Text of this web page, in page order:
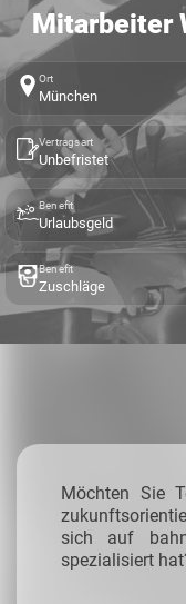
Mitarbeiter
Ort
München
Vertragsart
Unbefristet
Benefit
Urlaubsgeld
Benefit
Zuschläge
Möchten Sie
sich auf
spezialisiert